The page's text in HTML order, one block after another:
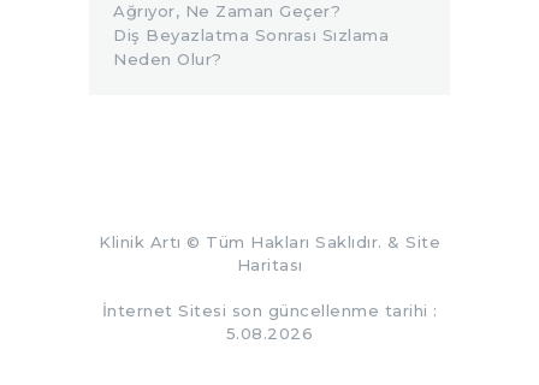
Ağrıyor, Ne Zaman Geçer?
Diş Beyazlatma Sonrası Sızlama
Neden Olur?
Klinik Artı © Tüm Hakları Saklıdır. & Site
Haritası
İnternet Sitesi son güncellenme tarihi :
5.08.2026